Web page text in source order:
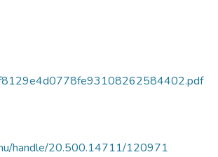
handle/20.500.14711/120971